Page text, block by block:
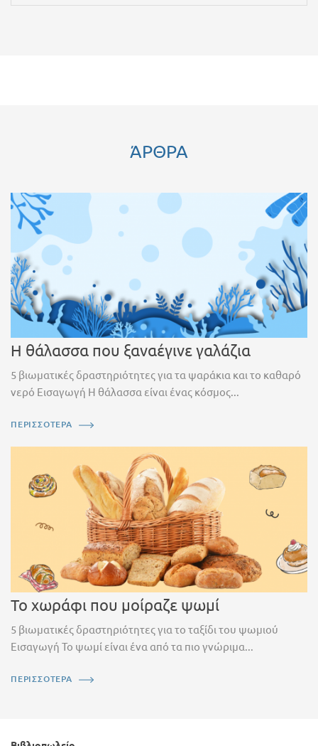
ΆΡΘΡΑ
Η θάλασσα που ξαναέγινε γαλάζια
5 βιωματικές δραστηριότητες για τα ψαράκια και το καθαρό
νερό Εισαγωγή Η θάλασσα είναι ένας κόσμος...
ΠΕΡΙΣΣΟΤΕΡΑ
Το χωράφι που μοίραζε ψωμί
5 βιωματικές δραστηριότητες για το ταξίδι του ψωμιού
Εισαγωγή Το ψωμί είναι ένα από τα πιο γνώριμα...
ΠΕΡΙΣΣΟΤΕΡΑ